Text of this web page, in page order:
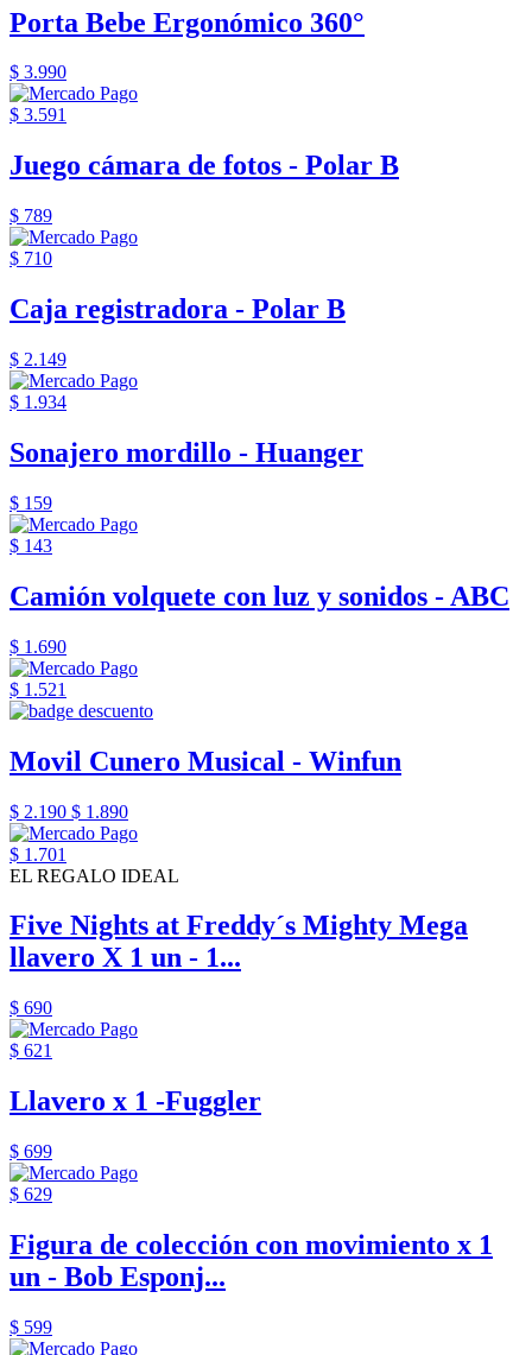
Porta Bebe Ergonómico 360°
$ 3.990
$ 3.591
Juego cámara de fotos - Polar B
$ 789
$ 710
Caja registradora - Polar B
$ 2.149
$ 1.934
Sonajero mordillo - Huanger
$ 159
$ 143
Camión volquete con luz y sonidos - ABC
$ 1.690
$ 1.521
Movil Cunero Musical - Winfun
$ 2.190 $ 1.890
$ 1.701
EL REGALO IDEAL
Five Nights at Freddy´s Mighty Mega
llavero X 1 un - 1...
$ 690
$ 621
Llavero x 1 -Fuggler
$ 699
$ 629
Figura de colección con movimiento x 1
un - Bob Esponj...
$ 599